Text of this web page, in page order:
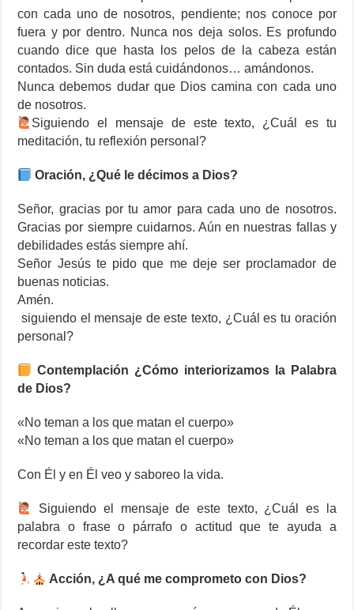
con cada uno de nosotros, pendiente; nos conoce por
fuera y por dentro. Nunca nos deja solos. Es profundo
cuando dice que hasta los pelos de la cabeza están
contados. Sin duda está cuidándonos… amándonos.
Nunca debemos dudar que Dios camina con cada uno
de nosotros.
‍Siguiendo el mensaje de este texto, ¿Cuál es tu
meditación, tu reflexión personal?
Oración, ¿Qué le décimos a Dios?
Señor, gracias por tu amor para cada uno de nosotros.
Gracias por siempre cuidarnos. Aún en nuestras fallas y
debilidades estás siempre ahí.
Señor Jesús te pido que me deje ser proclamador de
buenas noticias.
Amén.
‍ siguiendo el mensaje de este texto, ¿Cuál es tu oración
personal?
Contemplación ¿Cómo interiorizamos la Palabra
de Dios?
«No teman a los que matan el cuerpo»
«No teman a los que matan el cuerpo»
Con Él y en Él veo y saboreo la vida.
‍ Siguiendo el mensaje de este texto, ¿Cuál es la
palabra o frase o párrafo o actitud que te ayuda a
recordar este texto?
Acción, ¿A qué me comprometo con Dios?